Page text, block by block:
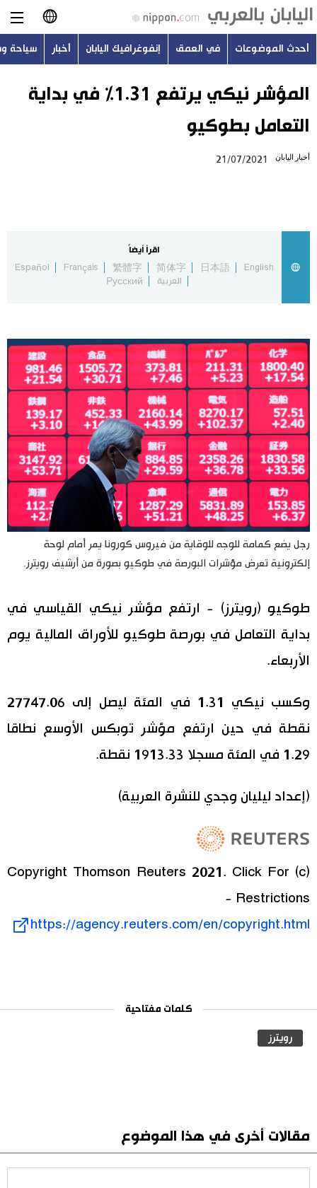
日本語
English
Русский
أحدث الموضوعات
اليابان في فيديو
مانغا وأنيمي
علوم وتكنولوجيا
الأقسام
صور
أشخاص
اقتصاد
مجتمع
الأكثر تفاعلا
اللغة اليابانية
المطبخ الياباني
تواصل معنا
أحدث الموضوعات في العمق إنفوغرافيك اليابان أخبار سياحة
المؤشر نيكي يرتفع 1.31% في بداية
التعامل بطوكيو
أخبار اليابان 21/07/2021
اقرأ أيضاً
English
日本語
简体字
繁體字
Français
Español
العربية
Русский
رجل يضع كمامة للوجه للوقاية من فيروس كورونا يمر أمام لوحة
إلكترونية تعرض مؤشرات البورصة في طوكيو بصورة من أرشيف رويترز.
طوكيو (رويترز) - ارتفع مؤشر نيكي القياسي في
بداية التعامل في بورصة طوكيو للأوراق المالية يوم
الأربعاء.
وكسب نيكي 1.31 في المئة ليصل إلى 27747.06
نقطة في حين ارتفع مؤشر توبكس الأوسع نطاقا
1.29 في المئة مسجلا 1913.33 نقطة.
(إعداد ليليان وجدي للنشرة العربية)
(c) Copyright Thomson Reuters 2021. Click For
Restrictions -
https://agency.reuters.com/en/copyright.html
كلمات مفتاحية
رويترز
مقالات أخرى في هذا الموضوع